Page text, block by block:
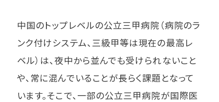
中国のトップレベルの公立三甲病院（病院のラ
ンク付けシステム、三級甲等は現在の最高レ
ベル）は、夜中から並んでも受けられないこと
や、常に混んでいることが長らく課題となって
います。そこで、一部の公立三甲病院が国際医